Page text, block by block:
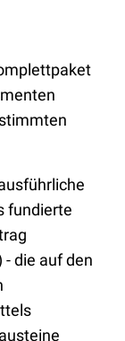
fundierte
- die auf den